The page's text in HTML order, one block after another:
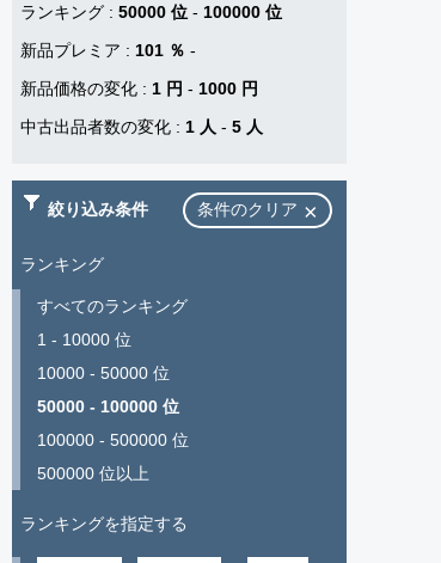
ランキング : 50000 位 - 100000 位
新品プレミア : 101 ％ -
新品価格の変化 : 1 円 - 1000 円
中古出品者数の変化 : 1 人 - 5 人
絞り込み条件 条件のクリア
ランキング
すべてのランキング
1 - 10000 位
10000 - 50000 位
50000 - 100000 位
100000 - 500000 位
500000 位以上
ランキングを指定する